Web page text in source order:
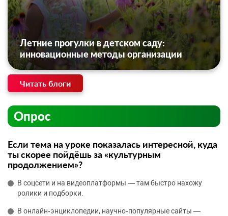
Летние прогулки в детском саду:
инновационные методы организации
Читать блоги
Опрос
Если тема на уроке показалась интересной, куда
ты скорее пойдёшь за «культурным
продолжением»?
В соцсети и на видеоплатформы — там быстро нахожу
ролики и подборки.
В онлайн‑энциклопедии, научно‑популярные сайты —